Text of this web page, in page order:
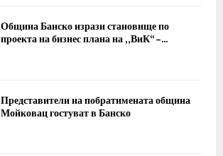
Община Банско изрази становище по
проекта на бизнес плана на „ВиК“ –...
Представители на побратимената община
Мойковац гостуват в Банско